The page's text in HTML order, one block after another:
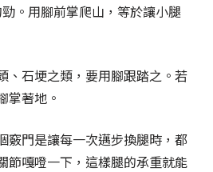
。用腳前掌爬山，等於讓小腿
、石埂之類，要用腳跟踏之。若
掌著地。
竅門是讓每一次邁步換腿時，都
節嘎噔一下，這樣腿的承重就能